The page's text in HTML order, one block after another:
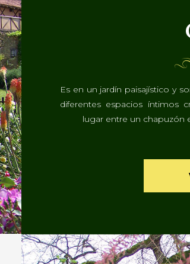
Es en un jardín paisajístico y
diferentes espacios íntimos
lugar entre un chapuzón